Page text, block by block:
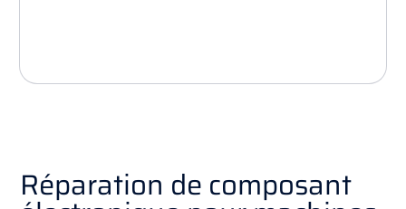
Réparation de composant